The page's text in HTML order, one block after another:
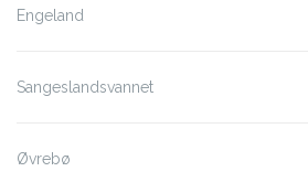
Engeland
Sangeslandsvannet
Øvrebø